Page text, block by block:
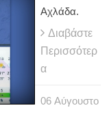
Αχλάδα.
Διαβάστε
Περισσότερ
α
06 Αύγουστο